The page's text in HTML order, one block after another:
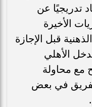
تدريجيًا عن
الأخيرة
قبل الإجازة
الأهلي
مع محاولة
في بعض